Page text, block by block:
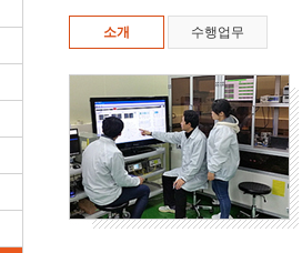
소개 수행업무